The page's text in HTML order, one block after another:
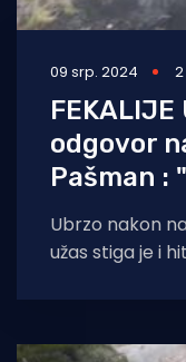
09 srp. 2024
FEKALIJE
odgovor
Pašman :
Ubrzo nakon
užas stiga je i